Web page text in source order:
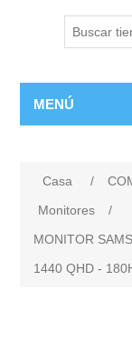
MENÚ
Casa /
Monitores
/
MONITOR
1440 QHD -